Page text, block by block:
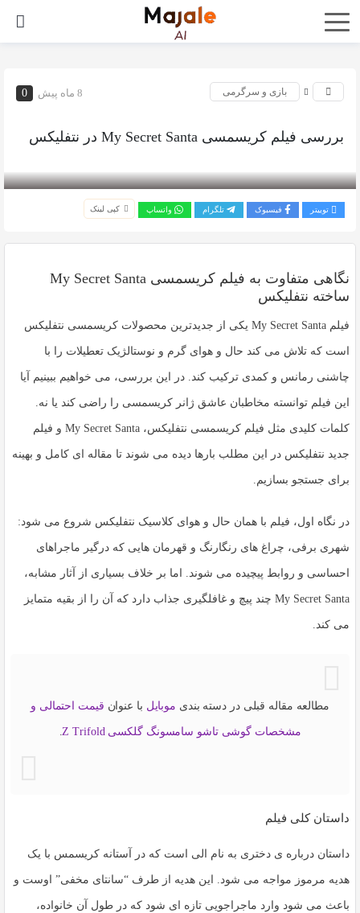
8 ماه پیش 0 بازی و سرگرمی
بررسی فیلم کریسمسی My Secret Santa در نتفلیکس
توییتر فیسبوک تلگرام واتساپ کپی لینک
نگاهی متفاوت به فیلم کریسمسی My Secret Santa
ساخته نتفلیکس
فیلم My Secret Santa یکی از جدیدترین محصولات کریسمسی نتفلیکس
است که تلاش می کند حال و هوای گرم و نوستالژیک تعطیلات را با
چاشنی رمانس و کمدی ترکیب کند. در این بررسی، می خواهیم ببینیم آیا
این فیلم توانسته مخاطبان عاشق ژانر کریسمسی را راضی کند یا نه.
کلمات کلیدی مثل فیلم کریسمسی نتفلیکس، My Secret Santa و فیلم
جدید نتفلیکس در این مطلب بارها دیده می شوند تا مقاله ای کامل و بهینه
برای جستجو بسازیم.
در نگاه اول، فیلم با همان حال و هوای کلاسیک نتفلیکس شروع می شود:
شهری برفی، چراغ های رنگارنگ و قهرمان هایی که درگیر ماجراهای
احساسی و روابط پیچیده می شوند. اما بر خلاف بسیاری از آثار مشابه،
My Secret Santa چند پیچ و غافلگیری جذاب دارد که آن را از بقیه متمایز
می کند.
مطالعه مقاله قبلی در دسته بندی موبایل با عنوان قیمت احتمالی و
مشخصات گوشی تاشو سامسونگ گلکسی Z Trifold
داستان کلی فیلم
داستان درباره ی دختری به نام الی است که در آستانه کریسمس با یک
هدیه مرموز مواجه می شود. این هدیه از طرف “سانتای مخفی” اوست و
باعث می شود وارد ماجراجویی تازه ای شود که در طول آن خانواده،